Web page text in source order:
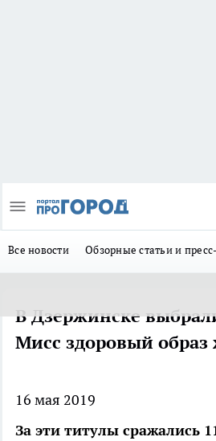
Все новости Обзорные статьи и
В Дзержинске
Мисс здоровый
16 мая 2019
За эти титулы сражались